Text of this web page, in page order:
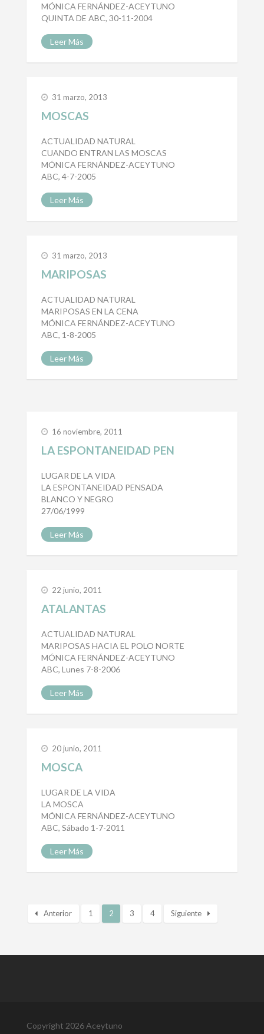
MÓNICA FERNÁNDEZ-ACEYTUNO
QUINTA DE ABC, 30-11-2004
Leer Más
31 marzo, 2013
MOSCAS
ACTUALIDAD NATURAL
CUANDO ENTRAN LAS MOSCAS
MÓNICA FERNÁNDEZ-ACEYTUNO
ABC, 4-7-2005
Leer Más
31 marzo, 2013
MARIPOSAS
ACTUALIDAD NATURAL
MARIPOSAS EN LA CENA
MÓNICA FERNÁNDEZ-ACEYTUNO
ABC, 1-8-2005
Leer Más
16 noviembre, 2011
LA ESPONTANEIDAD PEN
LUGAR DE LA VIDA
LA ESPONTANEIDAD PENSADA
BLANCO Y NEGRO
27/06/1999
Leer Más
22 junio, 2011
ATALANTAS
ACTUALIDAD NATURAL
MARIPOSAS HACIA EL POLO NORTE
MÓNICA FERNÁNDEZ-ACEYTUNO
ABC, Lunes 7-8-2006
Leer Más
20 junio, 2011
MOSCA
LUGAR DE LA VIDA
LA MOSCA
MÓNICA FERNÁNDEZ-ACEYTUNO
ABC, Sábado 1-7-2011
Leer Más
Anterior 1 2 3 4 Siguiente
Copyright 2026 Aceytuno